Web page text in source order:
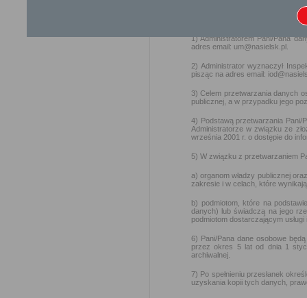
osób fizycznych w związku z
dyrektywy 95/46/WE (dalej jako:
1) Administratorem Pani/Pana
adres email: um@nasielsk.pl.
2) Administrator wyznaczył
pisząc na adres email:
3) Celem przetwarzania danych
publicznej, a w przypadku jego
4) Podstawą przetwarzania Pani/
Administratorze w związku ze
września 2001 r. o dostępie do
5) W związku z przetwarzaniem
a) organom władzy publicznej
zakresie i w celach, które
b) podmiotom, które na
danych) lub świadczą na jego
podmiotom dostarczającym
6) Pani/Pana dane osobowe
przez okres 5 lat od dnia 1
archiwalnej.
7) Po spełnieniu przesłanek
uzyskania kopii tych danych,